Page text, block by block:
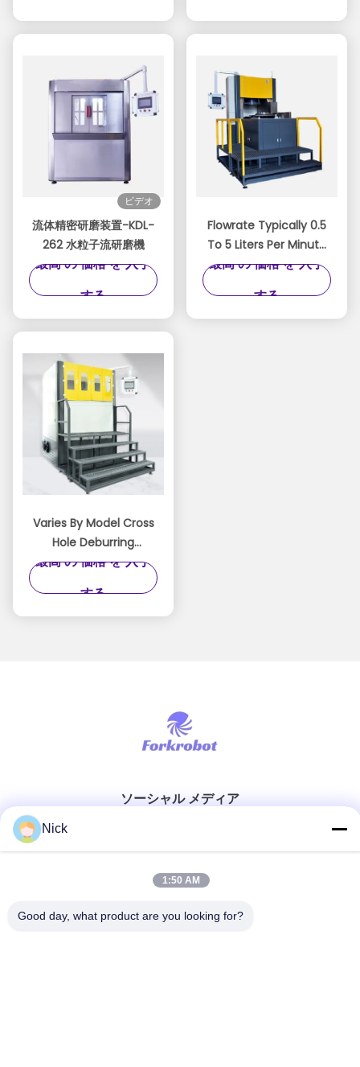
ビデオ
流体精密研磨装置-KDL-
262 水粒子流研磨機
最高 の 価格 を 入手
する
Flowrate Typically 0.5
To 5 Liters Per Minute
Abrasive Flow Machine
Platform For Precision
最高 の 価格 を 入手
する
Varies By Model Cross
Hole Deburring
Machine Featuring
Burr Removal
最高 の 価格 を 入手
する
ソーシャル メディア
迅速な連絡
00-86-15021631102
Nick
1:50 AM
Good day, what product are you looking for?